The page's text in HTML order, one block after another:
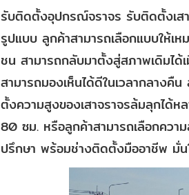
รับติดตั้งอุปกรณ์จราจร รับติดตั้งเส
รูปแบบ ลูกค้าสามารถเลือกแบบให้เ
ชน สามารถกลับมาตั้งสู่สภาพเดิมไ
สามารถมองเห็นได้ดีในเวลากลาง
ตั้งความสูงของเสาจราจรล้มลุกได้ห
80 ซม. หรือลูกค้าสามารถเลือกความ
ปรึกษา พร้อมช่างติดตั้งมืออาชีพ มั่